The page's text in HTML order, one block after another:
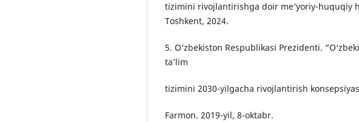
tizimini rivojlantirishga doir me’yoriy-huquqiy
Toshkent, 2024.
5. O‘zbekiston Respublikasi Prezidenti.
ta’lim
tizimini 2030-yilgacha rivojlantirish
Farmon. 2019-yil, 8-oktabr.